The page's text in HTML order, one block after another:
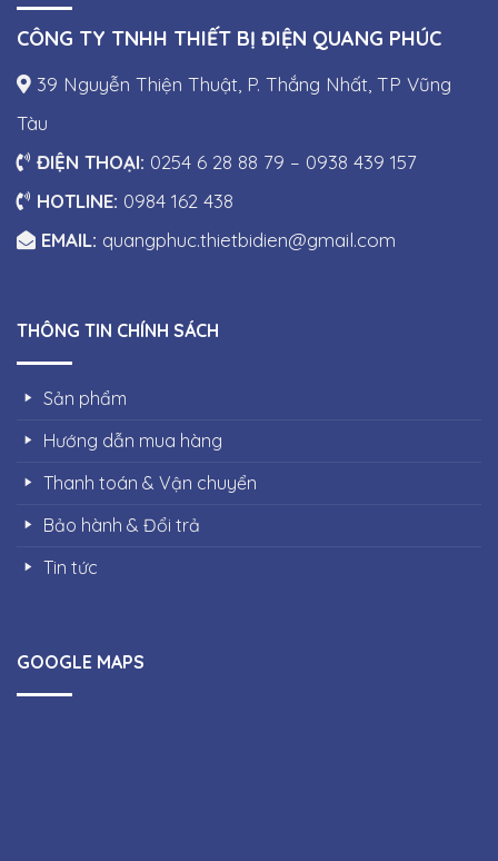
CÔNG TY TNHH THIẾT BỊ ĐIỆN QUANG PHÚC
39 Nguyễn Thiện Thuật, P. Thắng Nhất, TP Vũng
Tàu
ĐIỆN THOẠI: 0254 6 28 88 79 – 0938 439 157
HOTLINE: 0984 162 438
EMAIL: quangphuc.thietbidien@gmail.com
THÔNG TIN CHÍNH SÁCH
Sản phẩm
Hướng dẫn mua hàng
Thanh toán & Vận chuyển
Bảo hành & Đổi trả
Tin tức
GOOGLE MAPS